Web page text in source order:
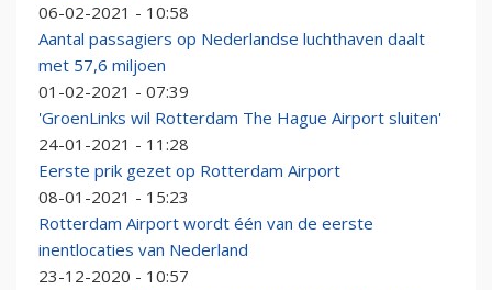
06-02-2021 - 10:58
Aantal passagiers op Nederlandse luchthaven daalt
met 57,6 miljoen
01-02-2021 - 07:39
'GroenLinks wil Rotterdam The Hague Airport sluiten'
24-01-2021 - 11:28
Eerste prik gezet op Rotterdam Airport
08-01-2021 - 15:23
Rotterdam Airport wordt één van de eerste
inentlocaties van Nederland
23-12-2020 - 10:57